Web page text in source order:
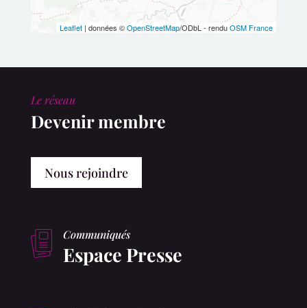
Leaflet | données ©OpenStreetMap/ODbL - renduOSM France
Le réseau
Devenir membre
Nous rejoindre
Communiqués
Espace Presse